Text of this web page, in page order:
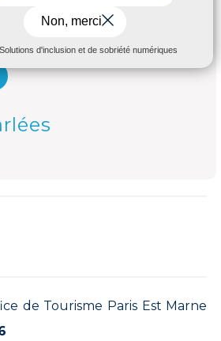
de Tourisme Paris Est Marne